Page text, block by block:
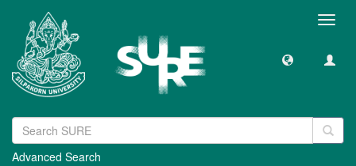
Advanced Search